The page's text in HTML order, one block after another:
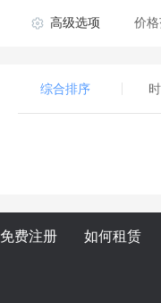
高级选项 价格
综合排序
免费注册 如何租赁